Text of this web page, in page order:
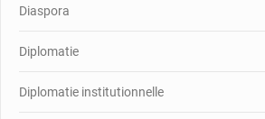
Diaspora
Diplomatie
Diplomatie institutionnelle